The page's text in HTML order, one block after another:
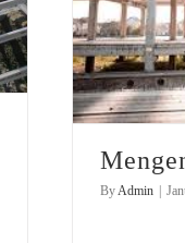
By Admin |